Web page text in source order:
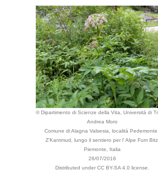
© Dipartimento di Scienze della Vita, Università di
Andrea Moro
Comune di Alagna Valsesia, località
Z'Kantmud, lungo il sentiero per l' Alpe Fum Bitz,
Piemonte, Italia
26/07/2016
Distributed under CC BY-SA 4.0 license.